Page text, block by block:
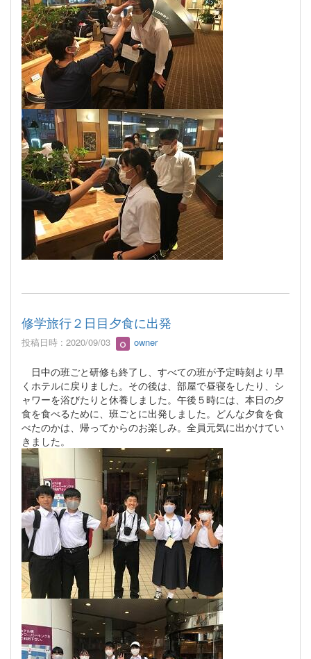
修学旅行２日目夕食に出発
投稿日時 : 2020/09/03 owner
日中の班ごと研修も終了し、すべての班が予定時刻より早
くホテルに戻りました。その後は、部屋で昼寝をしたり、シ
ャワーを浴びたりと休養しました。午後５時には、本日の夕
食を食べるために、班ごとに出発しました。どんな夕食を食
べたのかは、帰ってからのお楽しみ。全員元気に出かけてい
きました。